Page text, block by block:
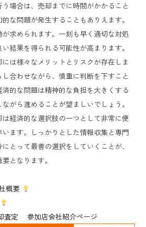
場合は、売却までに時間がかかること
な問題が発生することもありえます。
求められます。一刻も早く適切な対処
結果を得られる可能性が高まります。
は様々なメリットとリスクが存在しま
合わせながら、慎重に判断を下すこと
的な問題は精神的な負担を大きくする
がら進めることが望ましいでしょう。
は経済的な選択肢の一つとして非常に便
ます。しっかりとした情報収集と専門
とって最善の選択をしていくことが、
となります。
概要
査定 参加店会社紹介ページ